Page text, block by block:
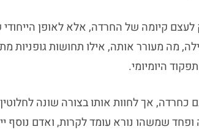
קיומה של החרדה, אלא לאופן
מה מעורר אותה, אילו תחושות גופניות
היומיומי.
כחרדה, אך לחוות אותו בצורה שונה
שמשהו נורא עומד לקרות, ואדם נוסף